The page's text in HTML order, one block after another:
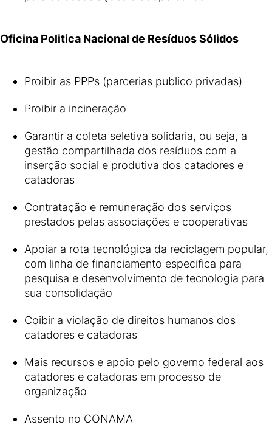
Oficina Politica Nacional de Resíduos Sólidos
Proibir as PPPs (parcerias publico privadas)
Proibir a incineração
Garantir a coleta seletiva solidaria, ou seja, a
gestão compartilhada dos resíduos com a
inserção social e produtiva dos catadores e
catadoras
Contratação e remuneração dos serviços
prestados pelas associações e cooperativas
Apoiar a rota tecnológica da reciclagem popular,
com linha de financiamento especifica para
pesquisa e desenvolvimento de tecnologia para
sua consolidação
Coibir a violação de direitos humanos dos
catadores e catadoras
Mais recursos e apoio pelo governo federal aos
catadores e catadoras em processo de
organização
Assento no CONAMA